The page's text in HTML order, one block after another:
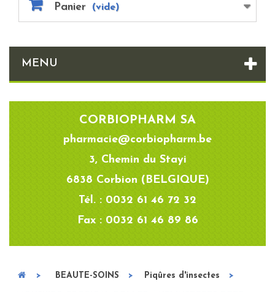
Panier (vide)
MENU
CORBIOPHARM SA
pharmacie@corbiopharm.be
3, Chemin du Stayi
6838 Corbion (BELGIQUE)
Tél. : 0032 61 46 72 32
Fax : 0032 61 46 89 86
> BEAUTE-SOINS > Piqûres d'insectes >